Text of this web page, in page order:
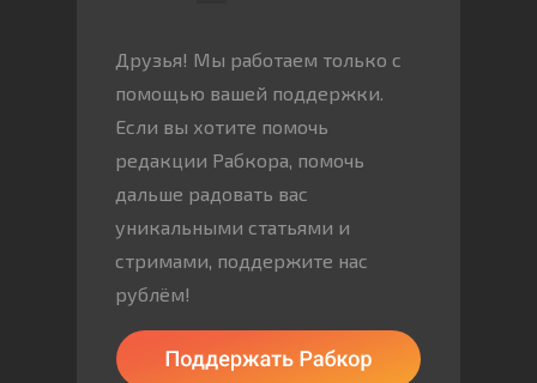
Друзья! Мы работаем только с
помощью вашей поддержки.
Если вы хотите помочь
редакции Рабкора, помочь
дальше радовать вас
уникальными статьями и
стримами, поддержите нас
рублём!